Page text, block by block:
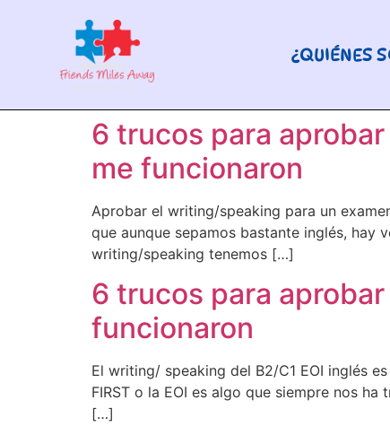
¿QUIÉNES
6 trucos para
me funcionaron
Aprobar el writing/speaking para un
que aunque sepamos bastante inglés, hay
writing/speaking tenemos […]
6 trucos para
funcionaron
El writing/ speaking del B2/C1 EOI inglés
FIRST o la EOI es algo que siempre nos
[…]